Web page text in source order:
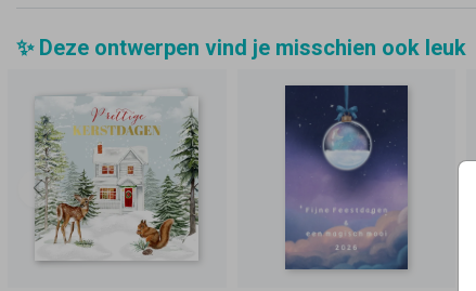
✨ Deze ontwerpen vind je misschien ook leuk